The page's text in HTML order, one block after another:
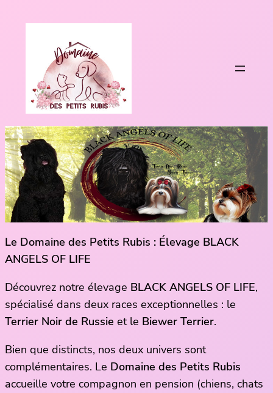
Le Domaine des Petits Rubis : Élevage BLACK
ANGELS OF LIFE
Découvrez notre élevage BLACK ANGELS OF LIFE,
spécialisé dans deux races exceptionnelles : le
Terrier Noir de Russie et le Biewer Terrier.
Bien que distincts, nos deux univers sont
complémentaires. Le Domaine des Petits Rubis
accueille votre compagnon en pension (chiens, chats